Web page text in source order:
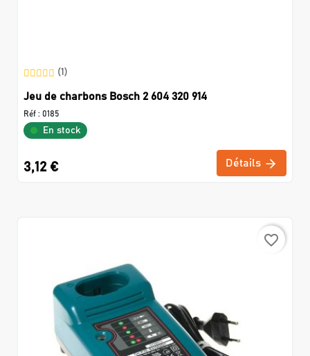
(1)
Jeu de charbons Bosch 2 604 320 914
Réf : 0185
En stock
3,12 € Détails
favorite_border